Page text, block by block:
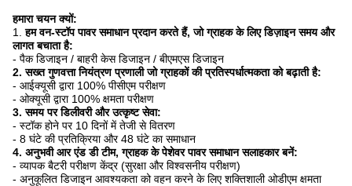
हमारा चयन क्यों:
1.हम वन-स्टॉप पावर समाधान प्रदान करते हैं, जो ग्राहक के लिए डिज़ाइन समय और
लागत बचाता है:
- पैक डिजाइन / बाहरी केस डिजाइन / बीएमएस डिजाइन
2. सख्त गुणवत्ता नियंत्रण प्रणाली जो ग्राहकों की प्रतिस्पर्धात्मकता को बढ़ाती है:
- आईक्यूसी द्वारा 100% पीसीएम परीक्षण
- ओक्यूसी द्वारा 100% क्षमता परीक्षण
3. समय पर डिलीवरी और उत्कृष्ट सेवा:
- स्टॉक होने पर 10 दिनों में तेजी से वितरण
- 8 घंटे की प्रतिक्रिया और 48 घंटे का समाधान
4. अनुभवी आर एंड डी टीम, ग्राहक के पेशेवर पावर समाधान सलाहकार बनें:
- व्यापक बैटरी परीक्षण केंद्र (सुरक्षा और विश्वसनीय परीक्षण)
- अनुकूलित डिजाइन आवश्यकता को वहन करने के लिए शक्तिशाली ओडीएम क्षमता